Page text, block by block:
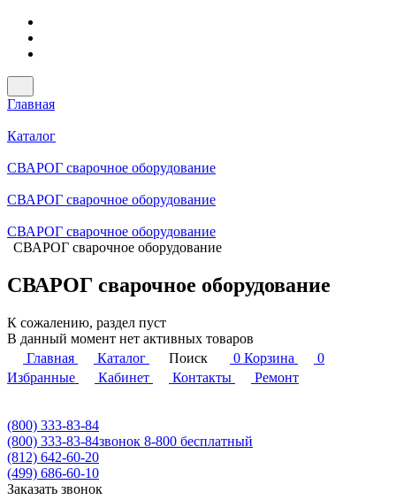
Главная
Каталог
СВАРОГ сварочное оборудование
СВАРОГ сварочное оборудование
СВАРОГ сварочное оборудование
СВАРОГ сварочное оборудование
СВАРОГ сварочное оборудование
К сожалению, раздел пуст
В данный момент нет активных товаров
Главная
Каталог Поиск 0 Корзина
0
Избранные
Кабинет Контакты Ремонт
(800) 333-83-84
(800) 333-83-84звонок 8-800 бесплатный
(812) 642-60-20
(499) 686-60-10
Заказать звонок